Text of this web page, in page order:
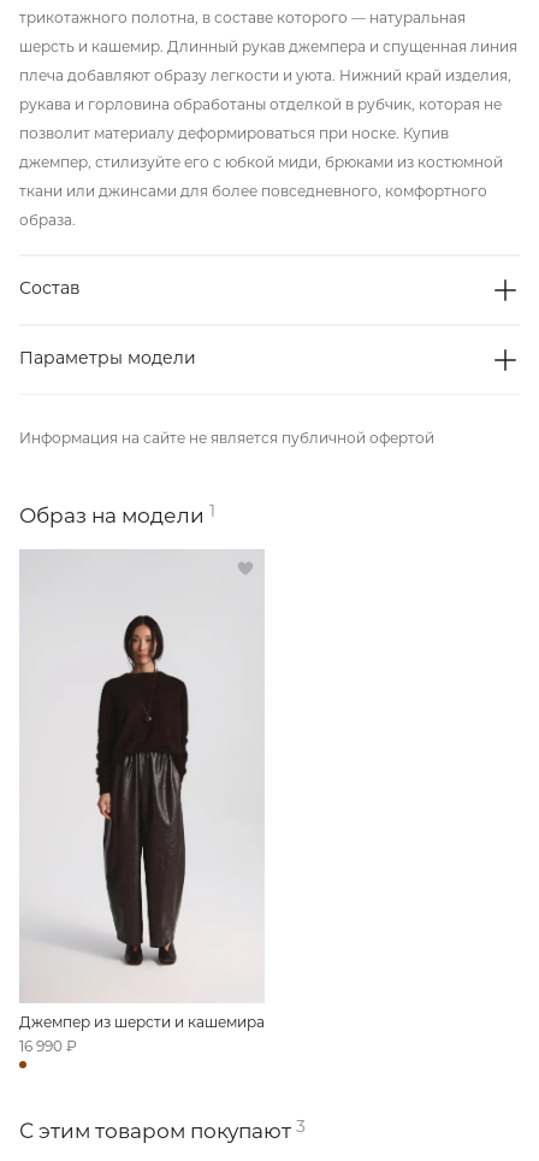
трикотажного полотна, в составе которого — натуральная
шерсть и кашемир. Длинный рукав джемпера и спущенная линия
плеча добавляют образу легкости и уюта. Нижний край изделия,
рукава и горловина обработаны отделкой в рубчик, которая не
позволит материалу деформироваться при носке. Купив
джемпер, стилизуйте его с юбкой миди, брюками из костюмной
ткани или джинсами для более повседневного, комфортного
образа.
Состав
Параметры модели
Информация на сайте не является публичной офертой
Образ на модели 1
Джемпер из шерсти и кашемира
16 990 ₽
С этим товаром покупают 3